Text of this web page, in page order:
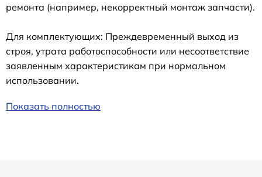
ремонта (например, некорректный монтаж запчасти).
Для комплектующих: Преждевременный выход из
строя, утрата работоспособности или несоответствие
заявленным характеристикам при нормальном
использовании.
Показать полностью